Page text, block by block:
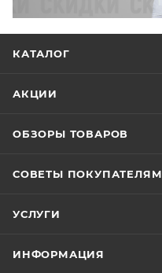
КАТАЛОГ
АКЦИИ
ОБЗОРЫ ТОВАРОВ
СОВЕТЫ ПОКУПАТЕЛЯМ
УСЛУГИ
ИНФОРМАЦИЯ